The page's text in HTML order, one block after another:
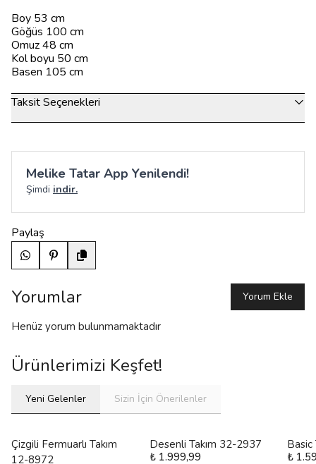
Boy 53 cm
Göğüs 100 cm
Omuz 48 cm
Kol boyu 50 cm
Basen 105 cm
Taksit Seçenekleri
Melike Tatar App Yenilendi!
Şimdi indir.
Paylaş
Yorumlar Yorum Ekle
Henüz yorum bulunmamaktadır
Ürünlerimizi Keşfet!
Yeni Gelenler Sizin İçin Önerilenler
Çizgili Fermuarlı Takım
12-8972
Desenli Takım 32-2937
₺ 1.999,99
Basic
₺